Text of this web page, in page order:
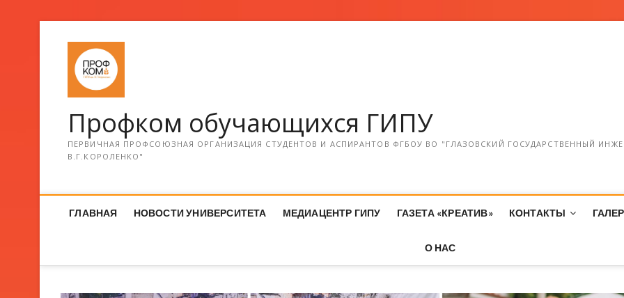
Профком обучающихся ГИПУ
ПЕРВИЧНАЯ ПРОФСОЮЗНАЯ ОРГАНИЗАЦИЯ СТУДЕНТОВ И АСПИРАНТОВ ФГБОУ ВО "ГЛАЗОВСКИЙ ГОСУДАРСТВЕННЫЙ
В.Г.КОРОЛЕНКО"
ГЛАВНАЯ НОВОСТИ УНИВЕРСИТЕТА МЕДИАЦЕНТР ГИПУ ГАЗЕТА «КРЕАТИВ» КОНТАКТЫ
О НАС